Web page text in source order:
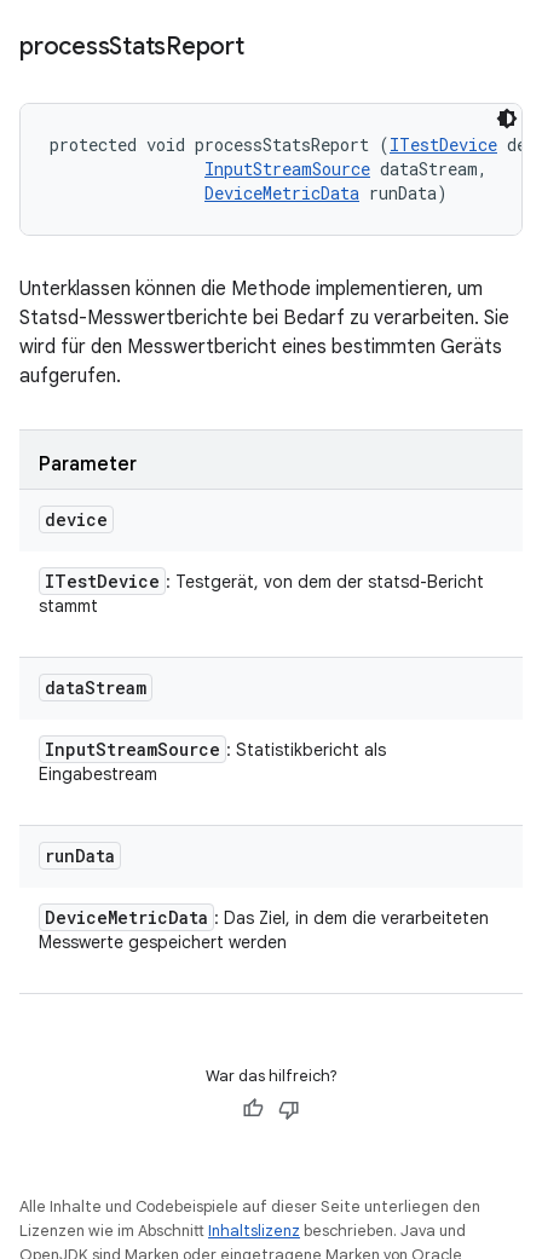
processStatsReport
protected void processStatsReport (ITestDevice
InputStreamSource dataStream,
DeviceMetricData runData)
Unterklassen können die Methode implementieren, um
Statsd-Messwertberichte bei Bedarf zu verarbeiten. Sie
wird für den Messwertbericht eines bestimmten Geräts
aufgerufen.
Parameter
device
ITestDevice : Testgerät, von dem der statsd-Bericht
stammt
dataStream
InputStreamSource : Statistikbericht als
Eingabestream
runData
DeviceMetricData : Das Ziel, in dem die verarbeiteten
Messwerte gespeichert werden
War das hilfreich?
Alle Inhalte und Codebeispiele auf dieser Seite unterliegen den
Lizenzen wie im AbschnittInhaltslizenz beschrieben. Java und
OpenJDK sind Marken oder eingetragene Marken von Oracle